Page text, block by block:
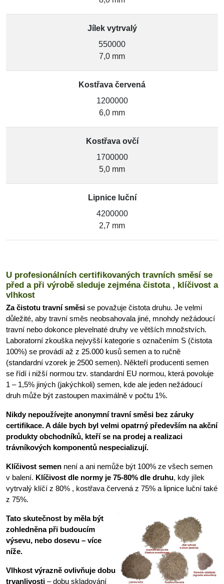
Jílek vytrvalý
550000
7,0 mm
Kostřava červená
1200000
6,0 mm
Kostřava ovčí
1700000
5,0 mm
Lipnice luční
4200000
2,7 mm
U profesionálních certifikovaných travních směsí se
před a při výrobě sleduje zejména čistota , klíčivost a
vlhkost
Za čistotu travní směsi se považuje čistota druhu. Je velmi
důležité, aby travní směs neobsahovala jiné, mnohdy nežádoucí
travní nebo dokonce plevelnaté druhy ve větších množstvích.
Laboratorní zkouška nejvyšší kategorie s označením S (čistota
100%) se provádí až z 25.000 kusů semen a to ručně
(standardní vzorek je 2500 semen). Někteří producenti semen
se řídí i nižší normou tzv. standardní EU normou, která povoluje
1 – 1,5% jiných (jakýchkoli) semen, kde ale jeden nežádoucí
druh může být zastoupen maximálně v počtu 1%.
Nikdy nepoužívejte anonymní travní směsi bez záruky
certifikace. A dále bych byl velmi opatrný především na akční
produkty obchodníků, kteří se na prodej a realizaci
trávníkových komponentů nespecializují.
Klíčivost semen není a ani nemůže být 100% ze všech semen
v balení. Klíčivost dle normy je 75-80% dle druhu, kdy jílek
vytrvalý klíčí z 80% , kostřava červená z 75% a lipnice luční také
z 75%.
Tato skutečnost by měla být
zohledněna při budoucím
výsevu, nebo dosevu – více
níže.
Vlhkost výrazně ovlivňuje dobu
trvanlivosti – dobu skladování